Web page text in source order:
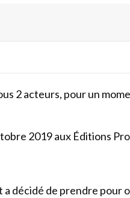
2 acteurs, pour un
2019 aux Éditions
décidé de prendre pour